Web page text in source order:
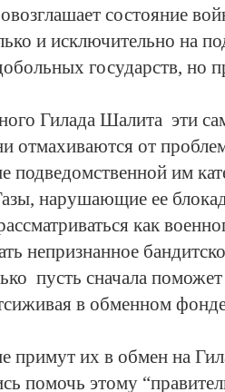
состояние
и исключительно на
государств, но
Гилада Шалита эти
отмахиваются от
подведомственной им
нарушающие ее
как
непризнанное
пусть сначала
в обменном
примут их в обмен на
помочь этому